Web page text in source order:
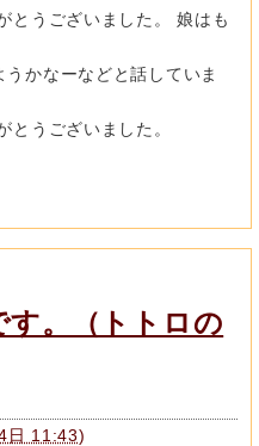
とうございました。 娘はも
かなーなどと話していま
とうございました。
。（トトロの
日 11:43)